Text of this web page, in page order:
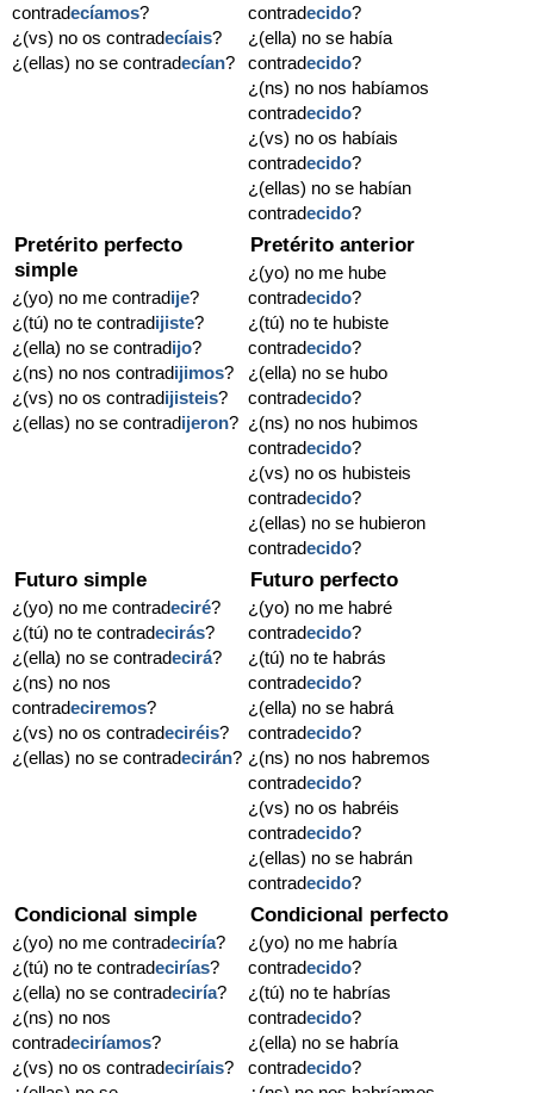
contradecíamos?
¿(vs) no os contradecíais?
¿(ellas) no se contradecían?
contradecido?
¿(ella) no se había
contradecido?
¿(ns) no nos habíamos
contradecido?
¿(vs) no os habíais
contradecido?
¿(ellas) no se habían
contradecido?
Pretérito perfecto
simple
¿(yo) no me contradije?
¿(tú) no te contradijiste?
¿(ella) no se contradijo?
¿(ns) no nos contradijimos?
¿(vs) no os contradijisteis?
¿(ellas) no se contradijeron?
Pretérito anterior
¿(yo) no me hube
contradecido?
¿(tú) no te hubiste
contradecido?
¿(ella) no se hubo
contradecido?
¿(ns) no nos hubimos
contradecido?
¿(vs) no os hubisteis
contradecido?
¿(ellas) no se hubieron
contradecido?
Futuro simple
¿(yo) no me contradeciré?
¿(tú) no te contradecirás?
¿(ella) no se contradecirá?
¿(ns) no nos
contradeciremos?
¿(vs) no os contradeciréis?
¿(ellas) no se contradecirán?
Futuro perfecto
¿(yo) no me habré
contradecido?
¿(tú) no te habrás
contradecido?
¿(ella) no se habrá
contradecido?
¿(ns) no nos habremos
contradecido?
¿(vs) no os habréis
contradecido?
¿(ellas) no se habrán
contradecido?
Condicional simple
¿(yo) no me contradeciría?
¿(tú) no te contradecirías?
¿(ella) no se contradeciría?
¿(ns) no nos
contradeciríamos?
¿(vs) no os contradeciríais?
Condicional perfecto
¿(yo) no me habría
contradecido?
¿(tú) no te habrías
contradecido?
¿(ella) no se habría
contradecido?